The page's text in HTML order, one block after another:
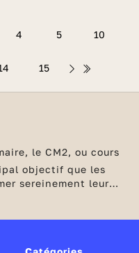
4 5 10
15
le CM2, ou cours
objectif que les
sereinement leur
en français et en